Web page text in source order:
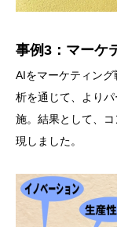
事例3：マーケ
AIをマーケティン
析を通じて、より
施。結果として、
現しました。